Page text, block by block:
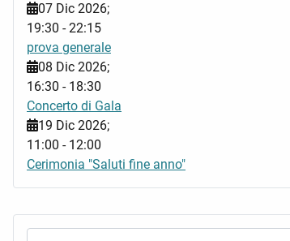
07 Dic 2026;
19:30 -22:15
prova generale
08 Dic 2026;
16:30 - 18:30
Concerto di Gala
19 Dic 2026;
11:00 - 12:00
Cerimonia "Saluti fine anno"